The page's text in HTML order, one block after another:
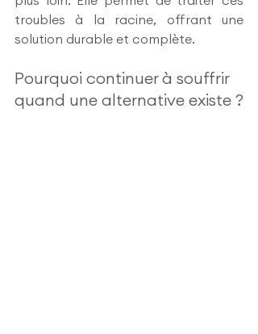
troubles à la racine, offrant une
solution durable et complète.
Pourquoi continuer à souffrir
quand une alternative existe ?